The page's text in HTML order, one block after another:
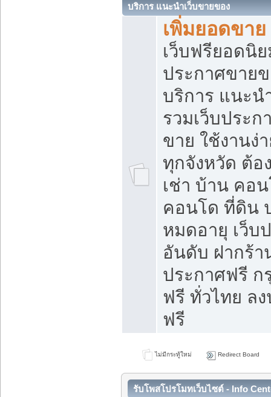
บริการ แนะนำเว็บขายของ
เพิ่มยอดขา
เว็บฟรียอดนิ
ประกาศขาย
บริการ แนะน
รวมเว็บประก
ขาย ใช้งานง่
ทุกจังหวัด ต้อ
เช่า บ้าน คอ
คอนโด ที่ดิน
หมดอายุ เว็บ
อันดับ ฝากร้า
ประกาศฟรี ก
ฟรี ทั่วไทย ล
ฟรี
ไม่มีกระทู้ใหม่ Redirect Board
รับโพสโปรโมทเว็บไซต์ - Info